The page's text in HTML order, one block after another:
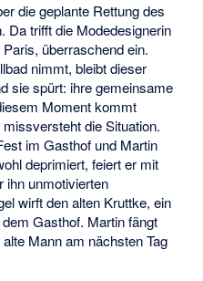
die geplante Rettung des
Da trifft die Modedesignerin
überraschend ein.
nimmt, bleibt dieser
sie spürt: ihre gemeinsame
Moment kommt
die Situation.
im Gasthof und Martin
deprimiert, feiert er mit
ihn unmotivierten
wirft den alten Kruttke, ein
Gasthof. Martin fängt
Mann am nächsten Tag